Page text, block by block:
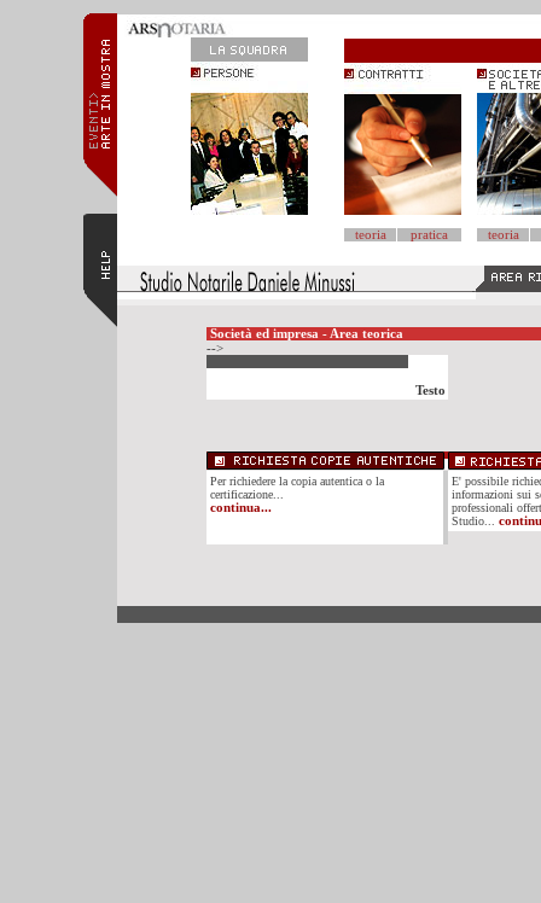
teoria pratica teoria
Società ed impresa - Area teorica
-->
Testo
Per richiedere la copia autentica o la
certificazione...
continua...
E' possibile
informazioni sui
professionali
Studio...